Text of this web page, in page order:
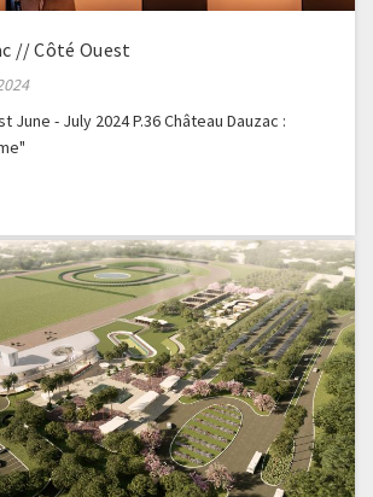
// Côté Ouest
June - July 2024 P.36 Château Dauzac :